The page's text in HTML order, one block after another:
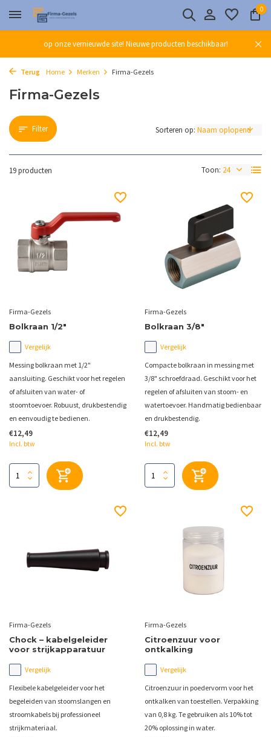
0
op onze vernieuwde site! Nieuwe producten beschikbaar!
Terug Home Merken Firma-Gezels
Firma-Gezels
Filter
19 producten Toon:
Sorteren op:
Firma-Gezels
Bolkraan 1/2"
Vergelijk
Messing bolkraan met 1/2"
aansluiting. Geschikt voor het regelen
of afsluiten van water- of
stoomtoevoer. Robuust, drukbestendig
en eenvoudig te bedienen.
€12,49
Incl. btw
Firma-Gezels
Bolkraan 3/8"
Vergelijk
Compacte bolkraan in messing met
3/8" schroefdraad. Geschikt voor het
regelen of afsluiten van stoom- en
watertoevoer. Handmatig bedienbaar
en drukbestendig.
€12,49
Incl. btw
Firma-Gezels
Chock – kabelgeleider
voor strijkapparatuur
Vergelijk
Flexibele kabelgeleider voor het
begeleiden van stoomslangen en
stroomkabels bij professioneel
strijkmateriaal.
Firma-Gezels
Citroenzuur voor
ontkalking
Vergelijk
Citroenzuur in poedervorm voor het
ontkalken van toestellen. Verpakking
van 0,8 kg. Te gebruiken als 10% tot
20% oplossing in water.